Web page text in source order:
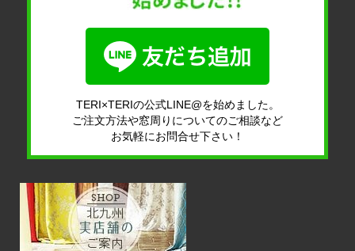
TERI×TERIの公式LINE@を始めました。
ご注文方法や窓周りについてのご相談など
お気軽にお問合せ下さい！